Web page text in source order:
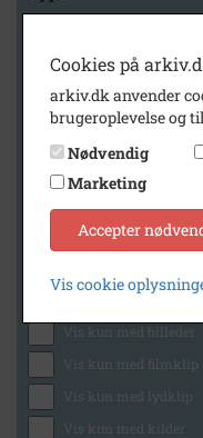
Arkiv
Svinninge
Generelt
Vis kun med billeder
Vis kun med filmklip
Vis kun med lydklip
Vis kun med kilder
Cookies på
arkiv.dk anvender
brugeroplevelse og
Nødvendig
Marketing
Accepter
Vis cookie